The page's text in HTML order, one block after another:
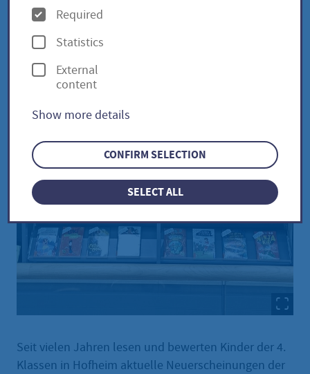
Seit vielen Jahren lesen und bewerten Kinder der 4.
Klassen in Hofheim aktuelle Neuerscheinungen der
O
p
t
i
n
s
Required
Statistics
External
content
Show more details
CONFIRM SELECTION
SELECT ALL